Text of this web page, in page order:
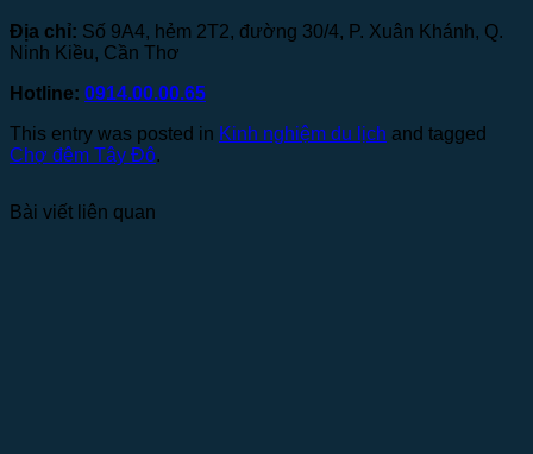
Địa chỉ: Số 9A4, hẻm 2T2, đường 30/4, P. Xuân Khánh, Q.
Ninh Kiều, Cần Thơ
Hotline: 0914.00.00.65
This entry was posted in Kinh nghiệm du lịch and tagged
Chợ đêm Tây Đô.
Bài viết liên quan